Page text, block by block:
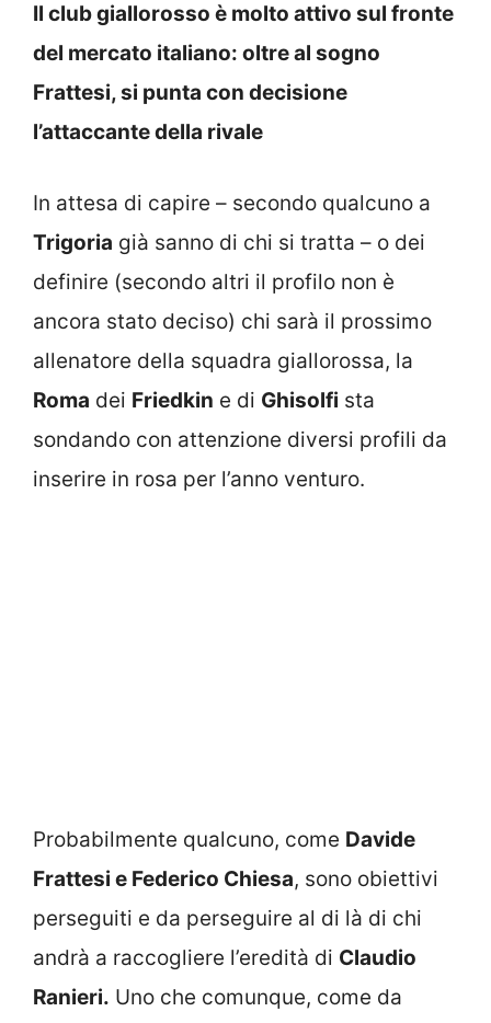
Il club giallorosso è molto attivo sul fronte
del mercato italiano: oltre al sogno
Frattesi, si punta con decisione
l’attaccante della rivale
In attesa di capire – secondo qualcuno a
Trigoria già sanno di chi si tratta – o dei
definire (secondo altri il profilo non è
ancora stato deciso) chi sarà il prossimo
allenatore della squadra giallorossa, la
Roma dei Friedkin e di Ghisolfi sta
sondando con attenzione diversi profili da
inserire in rosa per l’anno venturo.
Probabilmente qualcuno, come Davide
Frattesi e Federico Chiesa, sono obiettivi
perseguiti e da perseguire al di là di chi
andrà a raccogliere l’eredità di Claudio
Ranieri. Uno che comunque, come da